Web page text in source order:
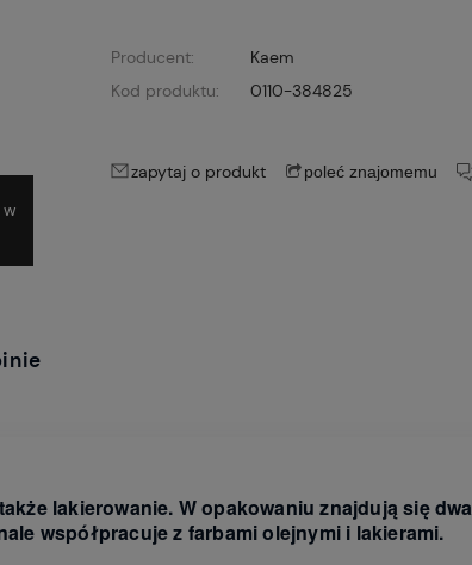
Producent:
Kaem
Kod produktu:
0110-384825
zapytaj o produkt poleć znajomemu
lakierowanie. W opakowaniu znajdują się dwa
współpracuje z farbami olejnymi i lakierami.